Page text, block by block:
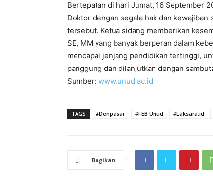
Bertepatan di hari Jumat, 16 September
Doktor dengan segala hak dan
tersebut. Ketua sidang memberikan
SE, MM yang banyak berperan dalam
mencapai jenjang pendidikan tertinggi,
panggung dan dilanjutkan dengan
Sumber: www.unud.ac.id
TAGS #Denpasar #FEB Unud #Laksara.id
Bagikan